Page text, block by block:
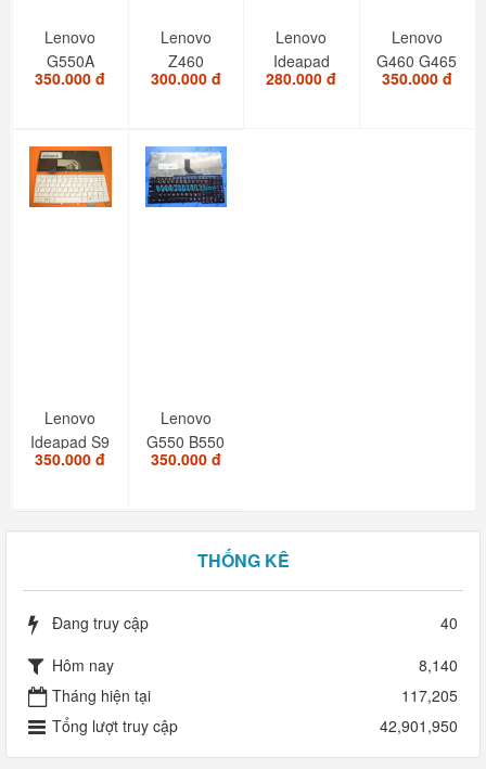
Lenovo
G550A
G550M
B550...
350.000 đ
Lenovo
Z460
Z460A
Z465G
US...
300.000 đ
Lenovo
Ideapad
G470
280.000 đ
Lenovo
G460 G465
G465A
350.000 đ
Lenovo
Ideapad S9
S10. PN :
350.000 đ
Lenovo
G550 B550
B560. PN :
350.000 đ
THỐNG KÊ
Đang truy cập
40
Hôm nay
8,140
Tháng hiện tại
117,205
Tổng lượt truy cập
42,901,950